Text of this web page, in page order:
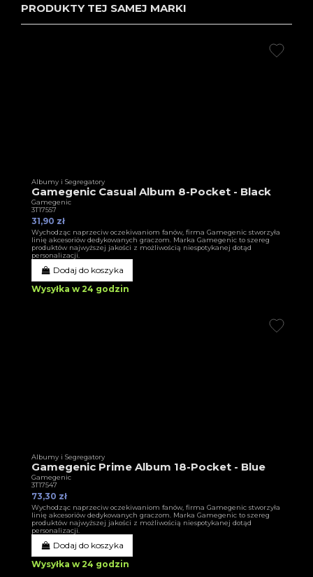
PRODUKTY TEJ SAMEJ MARKI
Albumy i Segregatory
Gamegenic Casual Album 8-Pocket - Black
Gamegenic
3T17557
31,90 zł
Wychodząc naprzeciw oczekiwaniom fanów, firma Gamegenic stworzyła
linię akcesoriów dedykowanych graczom. Marka Gamegenic to szereg
produktów najwyższej jakości z możliwością niespotykanej dotąd
personalizacji.
Dodaj do koszyka
Wysyłka w 24 godzin
Albumy i Segregatory
Gamegenic Prime Album 18-Pocket - Blue
Gamegenic
3T17547
73,30 zł
Wychodząc naprzeciw oczekiwaniom fanów, firma Gamegenic stworzyła
linię akcesoriów dedykowanych graczom. Marka Gamegenic to szereg
produktów najwyższej jakości z możliwością niespotykanej dotąd
personalizacji.
Dodaj do koszyka
Wysyłka w 24 godzin